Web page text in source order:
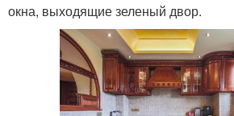
окна, выходящие зеленый двор.